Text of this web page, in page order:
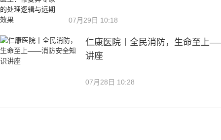
07月29日 10:18
仁康医院丨全民消防，生命至上
讲座
07月28日 10:28